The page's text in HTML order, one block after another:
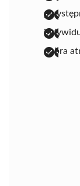
dobra